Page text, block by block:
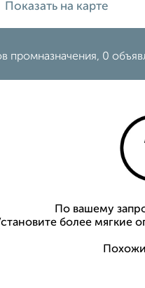
Показать на карте
промназначения, 0
По вашему
более мягкие